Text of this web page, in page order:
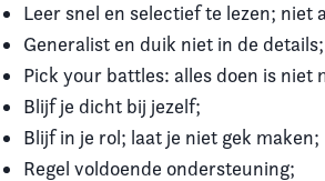
Leer snel en selectief te lezen; niet
Generalist en duik niet in de
Pick your battles: alles doen is niet
Blijf je dicht bij jezelf;
Blijf in je rol; laat je niet gek maken;
Regel voldoende ondersteuning;